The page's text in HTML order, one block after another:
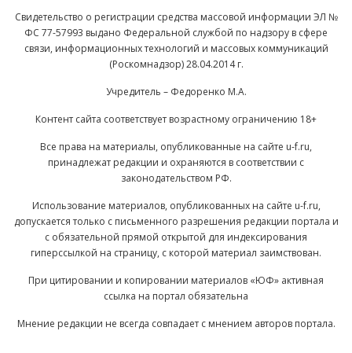
Свидетельство о регистрации средства массовой информации ЭЛ №
ФС 77-57993 выдано Федеральной службой по надзору в сфере
связи, информационных технологий и массовых коммуникаций
(Роскомнадзор) 28.04.2014 г.
Учредитель – Федоренко М.А.
Контент сайта соответствует возрастному ограничению 18+
Все права на материалы, опубликованные на сайте u-f.ru,
принадлежат редакции и охраняются в соответствии с
законодательством РФ.
Использование материалов, опубликованных на сайте u-f.ru,
допускается только с письменного разрешения редакции портала и
с обязательной прямой открытой для индексирования
гиперссылкой на страницу, с которой материал заимствован.
При цитировании и копировании материалов «ЮФ» активная
ссылка на портал обязательна
Мнение редакции не всегда совпадает с мнением авторов портала.